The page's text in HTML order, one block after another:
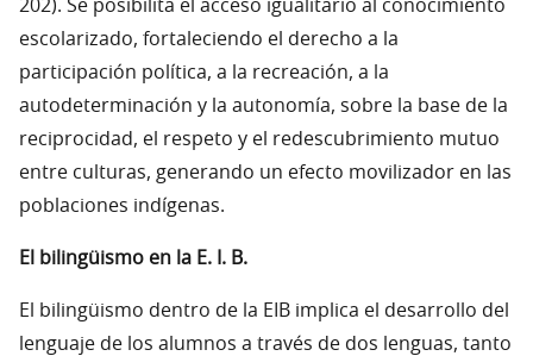
202). Se posibilita el acceso igualitario al conocimiento
escolarizado, fortaleciendo el derecho a la
participación política, a la recreación, a la
autodeterminación y la autonomía, sobre la base de la
reciprocidad, el respeto y el redescubrimiento mutuo
entre culturas, generando un efecto movilizador en las
poblaciones indígenas.
El bilingüismo en la E. I. B.
El bilingüismo dentro de la EIB implica el desarrollo del
lenguaje de los alumnos a través de dos lenguas, tanto